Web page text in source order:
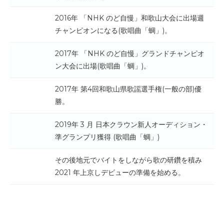
2016年 「NHK のど自慢」和歌山大会に出場週
チャンピオンになる(歌唱曲「蜩」)。
2017年 「NHK のど自慢」グランドチャンピオ
ン大会に出場(歌唱曲「蜩」)。
2017年 第4回和歌山県歌謡選手権(一般の部)優
勝。
2019年 3 月 日本クラウン新人オーディション・
準グランプリ獲得 (歌唱曲「蜩」)
その後地元でバイトをしながら歌の研鑽を積み
2021 年上京しデビューの準備を始める。